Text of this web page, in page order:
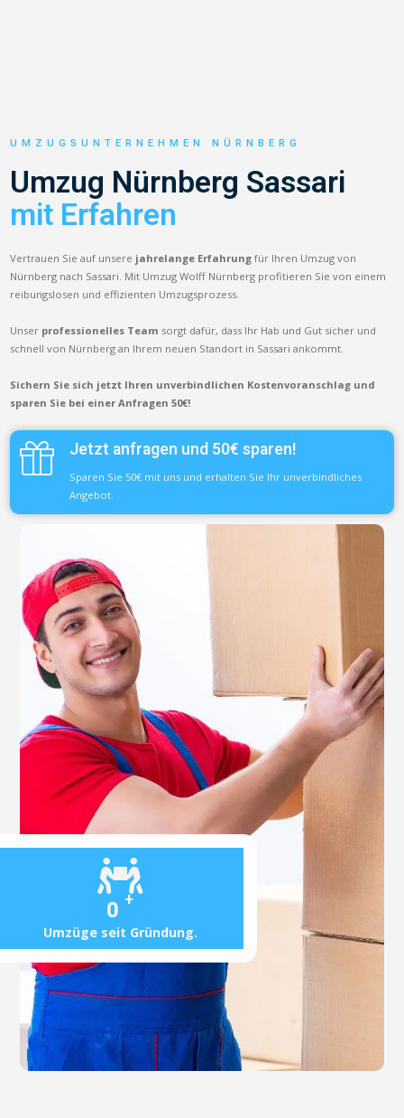
0 +
Umzüge seit Gründung.
UMZUGSUNTERNEHMEN NÜRNBERG
Umzug Nürnberg Sassari
mit Erfahren
Vertrauen Sie auf unsere jahrelange Erfahrung für Ihren Umzug von
Nürnberg nach Sassari. Mit Umzug Wolff Nürnberg profitieren Sie von einem
reibungslosen und effizienten Umzugsprozess.
Unser professionelles Team sorgt dafür, dass Ihr Hab und Gut sicher und
schnell von Nürnberg an Ihrem neuen Standort in Sassari ankommt.
Sichern Sie sich jetzt Ihren unverbindlichen Kostenvoranschlag und
sparen Sie bei einer Anfragen 50€!
Jetzt anfragen und 50€ sparen!
Sparen Sie 50€ mit uns und erhalten Sie Ihr unverbindliches
Angebot.